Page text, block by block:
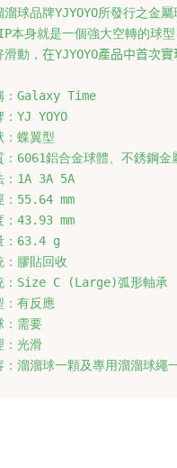
溜球品牌YJYOYO所發行之金
本身就是一個強大空轉的球
動， 在YJYOYO產品中首次
：Galaxy Time
YJ YOYO
：蝶翼型
：6061鋁合金球體、不銹鋼金
：1A 3A 5A
55.64 mm
43.93 mm
63.4 g
：膠貼回收
Size C (Large)弧形軸承
：有反應
：需要
：光滑
：溜溜球一顆及專用溜溜球繩